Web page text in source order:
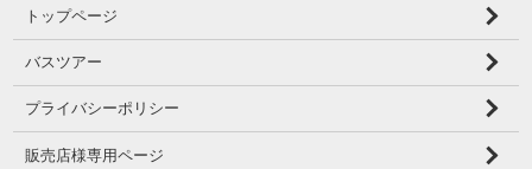
トップページ
バスツアー
プライバシーポリシー
販売店様専用ページ